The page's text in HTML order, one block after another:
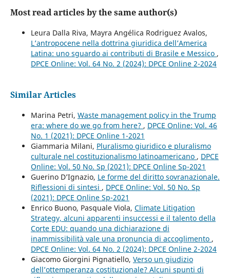
Most read articles by the same author(s)
Leura Dalla Riva, Mayra Angélica Rodriguez Avalos,
L’antropocene nella dottrina giuridica dell’America
Latina: uno sguardo ai contributi di Brasile e Messico ,
DPCE Online: Vol. 64 No. 2 (2024): DPCE Online 2-2024
Similar Articles
Marina Petri, Waste management policy in the Trump
era: where do we go from here? , DPCE Online: Vol. 46
No. 1 (2021): DPCE Online 1-2021
Giammaria Milani, Pluralismo giuridico e pluralismo
culturale nel costituzionalismo latinoamericano , DPCE
Online: Vol. 50 No. Sp (2021): DPCE Online Sp-2021
Guerino D’Ignazio, Le forme del diritto sovranazionale.
Riflessioni di sintesi , DPCE Online: Vol. 50 No. Sp
(2021): DPCE Online Sp-2021
Enrico Buono, Pasquale Viola, Climate Litigation
Strategy, alcuni apparenti insuccessi e il talento della
Corte EDU: quando una dichiarazione di
inammissibilità vale una pronuncia di accoglimento ,
DPCE Online: Vol. 64 No. 2 (2024): DPCE Online 2-2024
Giacomo Giorgini Pignatiello, Verso un giudizio
dell’ottemperanza costituzionale? Alcuni spunti di